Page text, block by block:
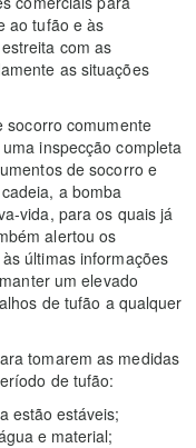
ao tufão e às
com as
as situações
socorro comumente
inspecção completa
de socorro e
a bomba
vida, para os quais já
alertou os
últimas informações
um elevado
de tufão a qualquer
tomarem as medidas
de tufão:
estão estáveis;
e material;